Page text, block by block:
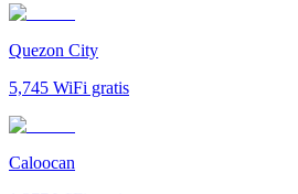
Quezon City
5,745 WiFi gratis
Caloocan